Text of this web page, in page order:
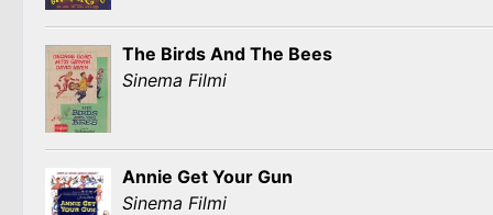
The Birds And The Bees
Sinema Filmi
Annie Get Your Gun
Sinema Filmi